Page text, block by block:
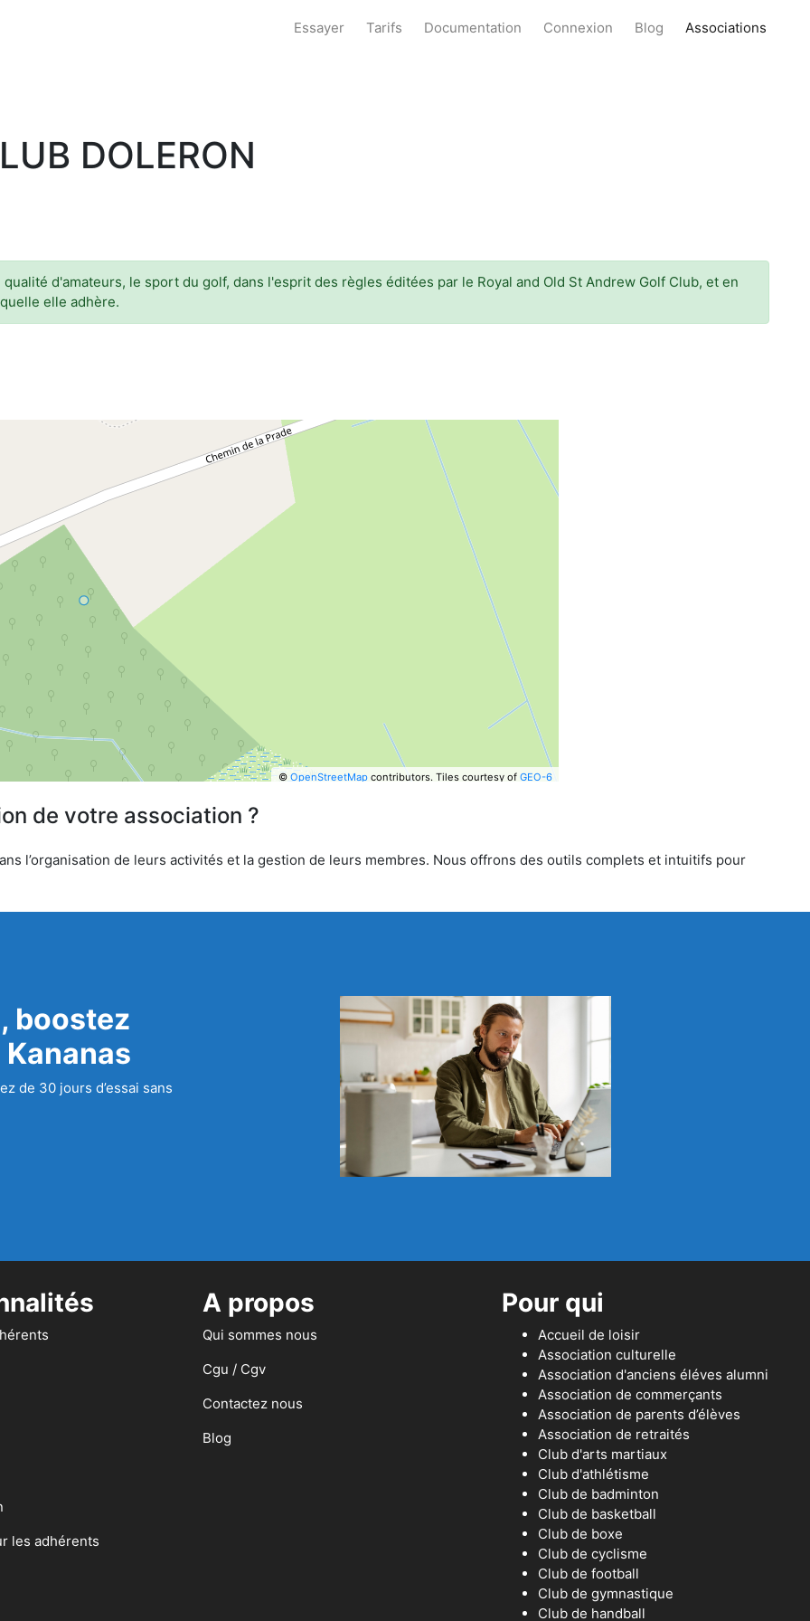
Essayer Tarifs Documentation Connexion Blog Associations
DOLERON
d'amateurs, le sport du golf, dans l'esprit des règles éditées par le Royal and Old St Andrew Golf Club, et en
elle adhère.
© OpenStreetMapcontributors. Tiles courtesy of GEO-6
de votre association ?
l’organisation de leurs activités et la gestion de leurs membres. Nous offrons des outils complets et intuitifs pour
boostez
de 30 jours d’essai sans
les adhérents
A propos
Qui sommes nous
Cgu / Cgv
Contactez nous
Blog
Pour qui
Accueil de loisir
Association culturelle
Association d'anciens éléves alumni
Association de commerçants
Association de parents d’élèves
Association de retraités
Club d'arts martiaux
Club d'athlétisme
Club de badminton
Club de basketball
Club de boxe
Club de cyclisme
Club de football
Club de gymnastique
Club de handball